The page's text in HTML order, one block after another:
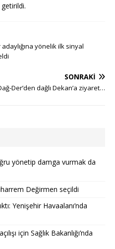
yönelik ilk sinyal
SONRAKI
Der’den dağlı Dekan’a ziyaret…
yönetip damga vurmak da
Değirmen seçildi
Yenişehir Havaalanı’nda
için Sağlık Bakanlığı’nda